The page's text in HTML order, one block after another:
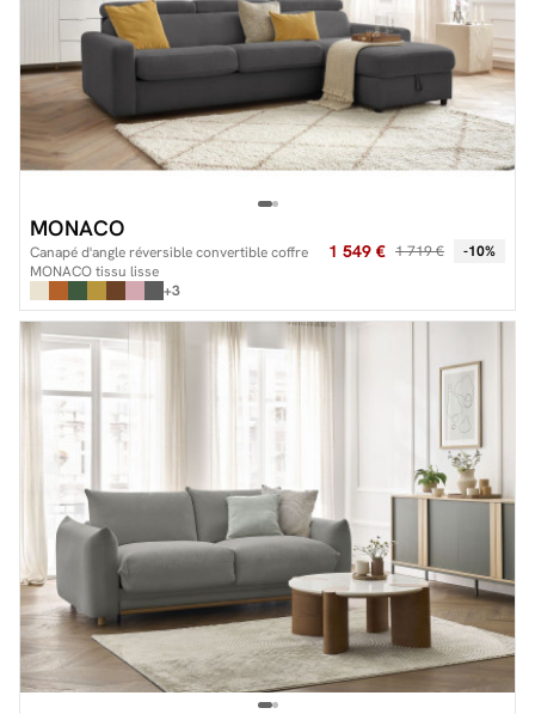
MONACO
Canapé d'angle réversible convertible coffre
MONACO tissu lisse
1 549 € 1 719 € -10%
+3